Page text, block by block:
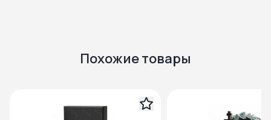
Похожие товары